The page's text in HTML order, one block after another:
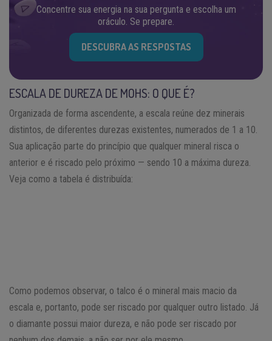
Concentre sua energia na sua pergunta e escolha um
oráculo. Se prepare.
DESCUBRA AS RESPOSTAS
ESCALA DE DUREZA DE MOHS: O QUE É?
Organizada de forma ascendente, a escala reúne dez minerais
distintos, de diferentes durezas existentes, numerados de 1 a 10.
Sua aplicação parte do princípio que qualquer mineral risca o
anterior e é riscado pelo próximo — sendo 10 a máxima dureza.
Veja como a tabela é distribuída:
Como podemos observar, o talco é o mineral mais macio da
escala e, portanto, pode ser riscado por qualquer outro listado. Já
o diamante possui maior dureza, e não pode ser riscado por